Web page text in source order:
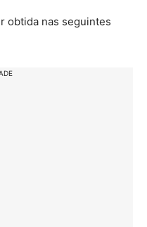
obtida nas seguintes